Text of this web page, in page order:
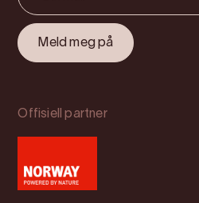
Offisiell partner